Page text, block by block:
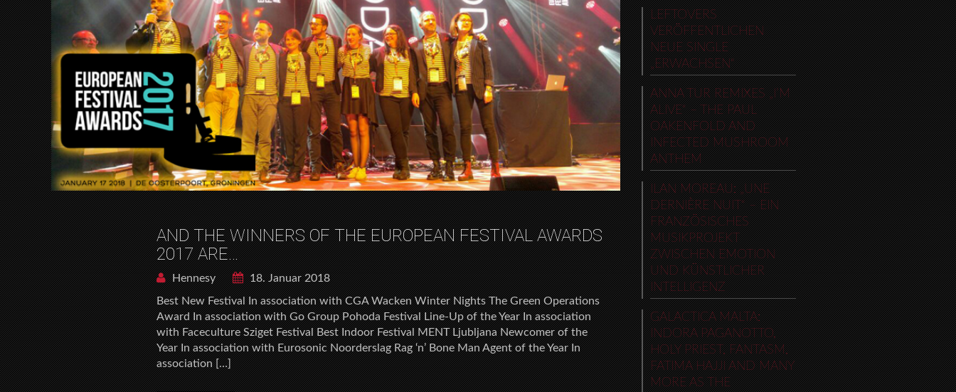
AND THE WINNERS OF THE EUROPEAN FESTIVAL AWARDS
2017 ARE…
Hennesy
18. Januar 2018
Best New Festival In association with CGA Wacken Winter Nights The Green Operations
Award In association with Go Group Pohoda Festival Line-Up of the Year In association
with Faceculture Sziget Festival Best Indoor Festival MENT Ljubljana Newcomer of the
Year In association with Eurosonic Noorderslag Rag ‘n’ Bone Man Agent of the Year In
association […]
LEFTOVERS
VERÖFFENTLICHEN
NEUE SINGLE
„ERWACHSEN“
ANNA TUR REMIXES „I’M
ALIVE“ – THE PAUL
OAKENFOLD AND
INFECTED MUSHROOM
ANTHEM
ILAN MOREAU: „UNE
DERNIÈRE NUIT“ – EIN
FRANZÖSISCHES
MUSIKPROJEKT
ZWISCHEN EMOTION
UND KÜNSTLICHER
INTELLIGENZ
GALACTICA MALTA:
INDORA PAGANOTTO,
HOLY PRIEST, FANTASM,
FATIMA HAJJI AND MANY
MORE AS THE